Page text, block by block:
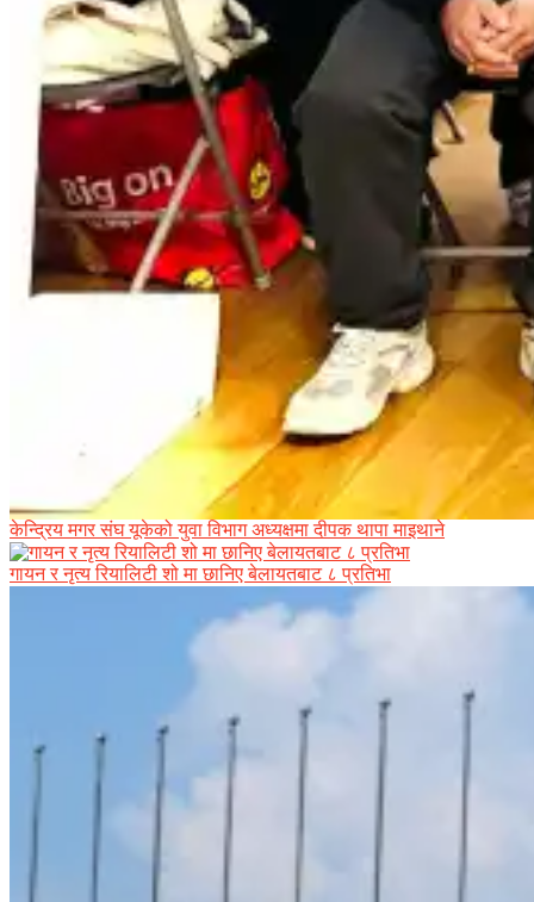
केन्द्रिय मगर संघ यूकेको युवा विभाग अध्यक्षमा दीपक थापा माइथाने
गायन र नृत्य रियालिटी शो मा छानिए बेलायतबाट ८ प्रतिभा